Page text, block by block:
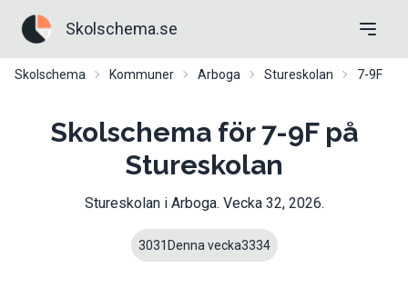
Skolschema.se
Skolschema Kommuner Arboga Stureskolan 7-9F
Skolschema för 7-9F på
Stureskolan
Stureskolani Arboga. Vecka 32, 2026.
3031 Denna vecka3334